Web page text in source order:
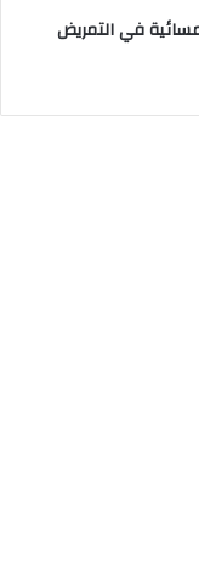
في التمريض